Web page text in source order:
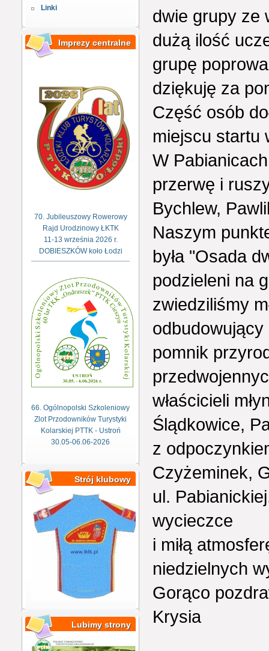
Linki
Imprezy centralne
70. Jubileuszowy Rowerowy
Rajd Urodzinowy ŁKTK
11-13 września 2026 r.
DOBIESZKÓW koło Łodzi
66. Ogólnopolski Szkoleniowy
Zlot Przodowników Turystyki
Kolarskiej PTTK - Ustroń
30.05-06.06-2026
Strój klubowy
Lubimy strony
dwie grupy ze
dużą ilość
grupę
dziękuję za
Część osób
miejscu startu
W
przerwę i
Bychlew,
Naszym
była "Osada
podzieleni na
zwiedziliśmy
odbudowujący
pomnik
właścicieli
Ślądkowice,
z
Czyżeminek,
ul.
wycieczce
i miłą
niedzielnych
Gorąco
Krysia